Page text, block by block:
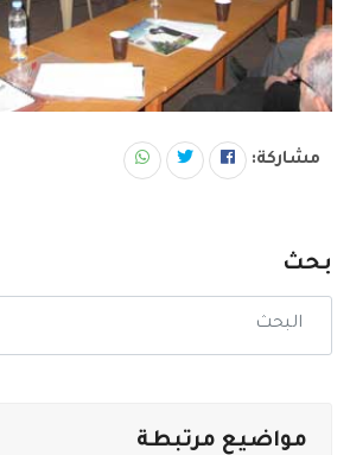
مشاركة:
بحث
مواضيع مرتبطة